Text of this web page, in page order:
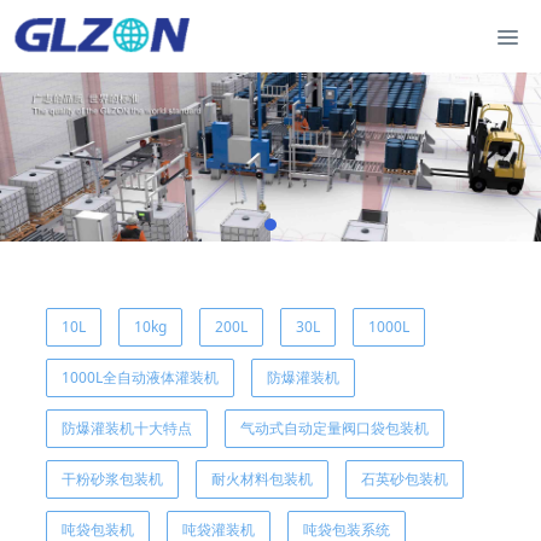
10L 10kg 200L 30L 1000L
1000L全自动液体灌装机 防爆灌装机
防爆灌装机十大特点 气动式自动定量阀口袋包装机
干粉砂浆包装机 耐火材料包装机 石英砂包装机
吨袋包装机 吨袋灌装机 吨袋包装系统